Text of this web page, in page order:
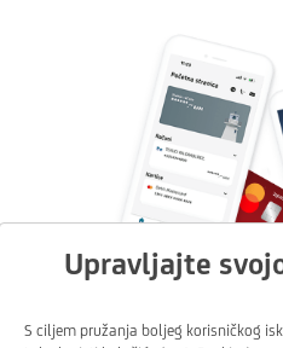
Upravljajte
S ciljem pružanja boljeg korisničkog